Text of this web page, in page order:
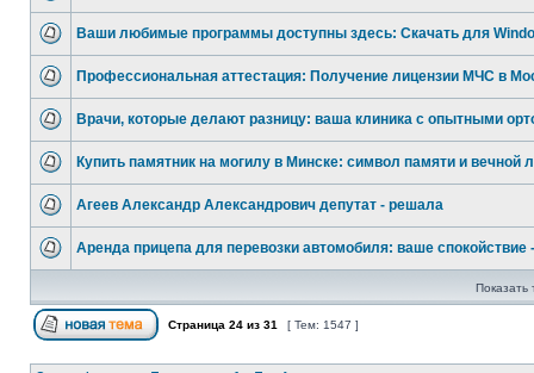
Ваши любимые программы доступны здесь: Скачать для
Профессиональная аттестация: Получение лицензии МЧС в
Врачи, которые делают разницу: ваша клиника с опытными
Купить памятник на могилу в Минске: символ памяти и вечной л
Агеев Александр Александрович депутат - решала
Аренда прицепа для перевозки автомобиля: ваше спокойствие -
Показать
Страница 24 из 31 [ Тем: 1547 ]